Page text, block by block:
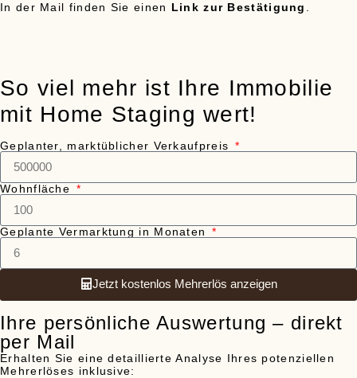
In der Mail finden Sie einen Link zur Bestätigung
So viel mehr ist Ihre Immobilie
mit Home Staging wert!
Geplanter, marktüblicher Verkaufpreis
Wohnfläche
Geplante Vermarktung in Monaten
Jetzt kostenlos Mehrerlös anzeigen
Ihre persönliche Auswertung – direkt
per Mail
Erhalten Sie eine detaillierte Analyse Ihres potenziellen
Mehrerlöses inklusive: